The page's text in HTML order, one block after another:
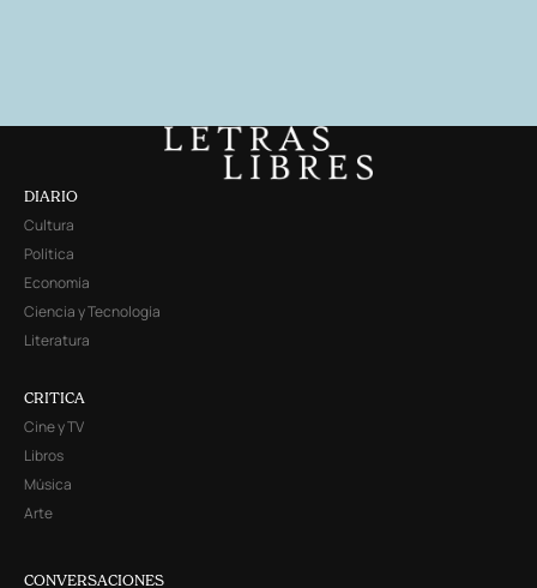
DIARIO
Cultura
Política
Economía
Ciencia y Tecnología
Literatura
CRITICA
Cine y TV
Libros
Música
Arte
CONVERSACIONES